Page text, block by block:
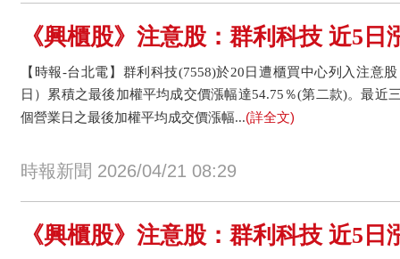
《興櫃股》注意股：群利科技 近5日
【時報-台北電】群利科技(7558)於20日遭櫃買中心列入注意
日）累積之最後加權平均成交價漲幅達54.75％(第二款)。最近
個營業日之最後加權平均成交價漲幅...(詳全文)
時報新聞 2026/04/21 08:29
《興櫃股》注意股：群利科技 近5日